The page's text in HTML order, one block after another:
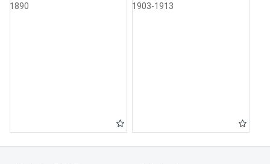
Geschäftsganges
1890 1903-1913